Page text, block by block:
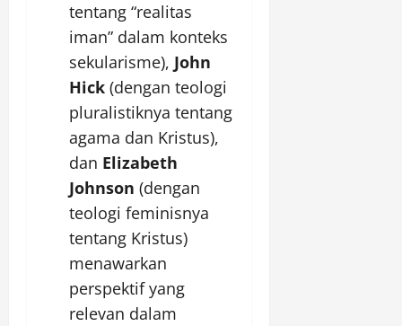
tentang “realitas
iman” dalam konteks
sekularisme), John
Hick (dengan teologi
pluralistiknya tentang
agama dan Kristus),
dan Elizabeth
Johnson (dengan
teologi feminisnya
tentang Kristus)
menawarkan
perspektif yang
relevan dalam